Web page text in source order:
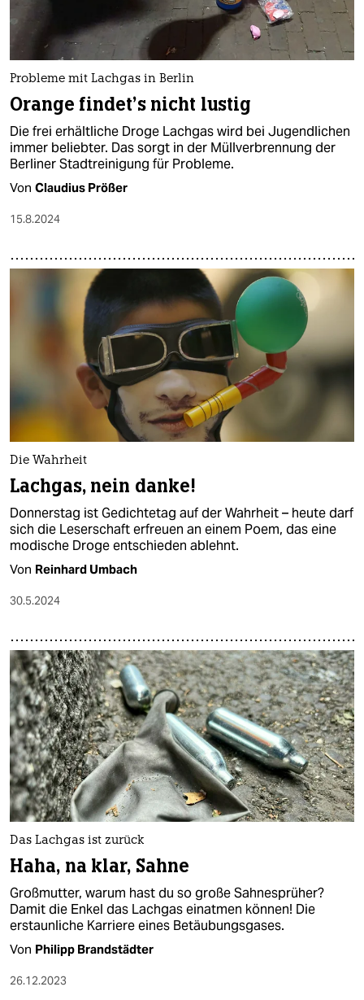
Probleme mit Lachgas in Berlin
Orange findet’s nicht lustig
Die frei erhältliche Droge Lachgas wird bei Jugendlichen
immer beliebter. Das sorgt in der Müllverbrennung der
Berliner Stadtreinigung für Probleme.
Von Claudius Prößer
15.8.2024
Die Wahrheit
Lachgas, nein danke!
Donnerstag ist Gedichtetag auf der Wahrheit – heute darf
sich die Leserschaft erfreuen an einem Poem, das eine
modische Droge entschieden ablehnt.
Von Reinhard Umbach
30.5.2024
Das Lachgas ist zurück
Haha, na klar, Sahne
Großmutter, warum hast du so große Sahnesprüher?
Damit die Enkel das Lachgas einatmen können! Die
erstaunliche Karriere eines Betäubungsgases.
Von Philipp Brandstädter
26.12.2023